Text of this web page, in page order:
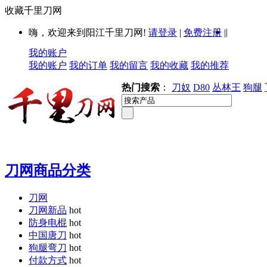
收藏千里刀网
嗨，欢迎来到阳江千里刀网! 请登录 | 免费注册 ||
我的账户
我的账户 我的订单 我的留言 我的收藏 我的推荐
热门搜索 ： 刀奴 D80 丛林王 狗腿
刀网商品分类
刀网
刀网新品 hot
防身电棍 hot
中国唐刀 hot
狗腿弯刀 hot
付款方式 hot